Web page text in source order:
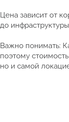
Цена зависит от
до
Важно понимать:
поэтому
но и самой